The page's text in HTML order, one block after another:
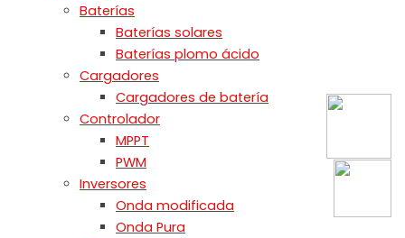
Baterías
Baterías solares
Baterías plomo ácido
Cargadores
Cargadores de batería
Controlador
MPPT
PWM
Inversores
Onda modificada
Onda Pura